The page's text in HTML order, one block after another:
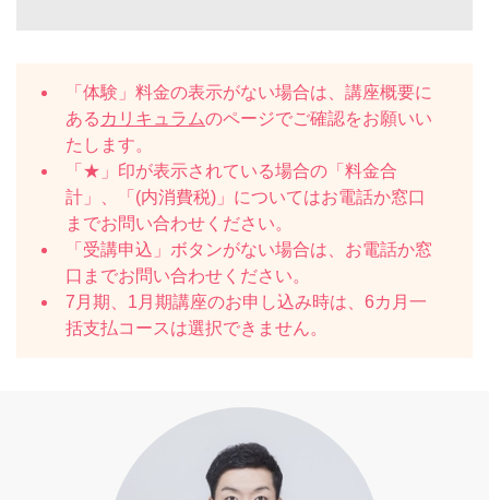
「体験」料金の表示がない場合は、講座概要に
ある カリキュラムのページでご確認をお願いい
たします。
「★」印が表示されている場合の「料金合
計」、「(内消費税)」についてはお電話か窓口
までお問い合わせください。
「受講申込」ボタンがない場合は、お電話か窓
口までお問い合わせください。
7月期、1月期講座のお申し込み時は、6カ月一
括支払コースは選択できません。